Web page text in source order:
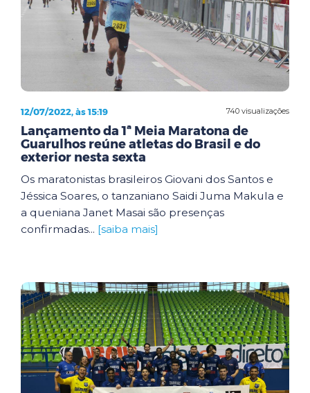
740 visualizações
12/07/2022, às 15:19
Lançamento da 1ª Meia Maratona de
Guarulhos reúne atletas do Brasil e do
exterior nesta sexta
Os maratonistas brasileiros Giovani dos Santos e
Jéssica Soares, o tanzaniano Saidi Juma Makula e
a queniana Janet Masai são presenças
confirmadas... [saiba mais]